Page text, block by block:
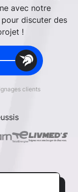
avec notre
discuter des
!
clients